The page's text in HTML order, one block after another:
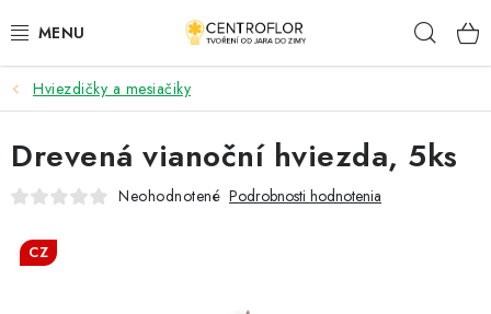
na
SEZÓNNÁ TVORBA
DŘEVENÉ VÝROBKY
MEDAILY
PLACKY A MAGNETKY S POTISKEM
Hviezdičky a mesiačiky
Drevená vianoční hviezda, 5ks
Neohodnotené Podrobnosti hodnotenia
CZ